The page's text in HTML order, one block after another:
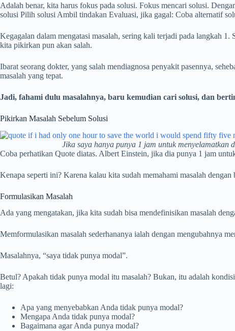
Adalah benar, kita harus fokus pada solusi. Fokus mencari solusi.
solusi Pilih solusi Ambil tindakan Evaluasi, jika gagal: Coba alternatif
Kegagalan dalam mengatasi masalah, sering kali terjadi pada langkah
kita pikirkan pun akan salah.
Ibarat seorang dokter, yang salah mendiagnosa penyakit pasennya,
masalah yang tepat.
Jadi, fahami dulu masalahnya, baru kemudian cari solusi, dan
Pikirkan Masalah Sebelum Solusi
Jika saya hanya punya 1 jam untuk menyelamatkan
Coba perhatikan Quote diatas. Albert Einstein, jika dia punya 1 jam
Kenapa seperti ini? Karena kalau kita sudah memahami masalah
Formulasikan Masalah
Ada yang mengatakan, jika kita sudah bisa mendefinisikan masalah
Memformulasikan masalah sederhananya ialah dengan mengubahnya
Masalahnya, “saya tidak punya modal”.
Betul? Apakah tidak punya modal itu masalah? Bukan, itu adalah
lagi:
Apa yang menyebabkan Anda tidak punya modal?
Mengapa Anda tidak punya modal?
Bagaimana agar Anda punya modal?